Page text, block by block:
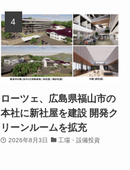
ローツェ、広島県福山市の
本社に新社屋を建設 開発ク
リーンルームを拡充
2026年8月3日 工場・設備投資